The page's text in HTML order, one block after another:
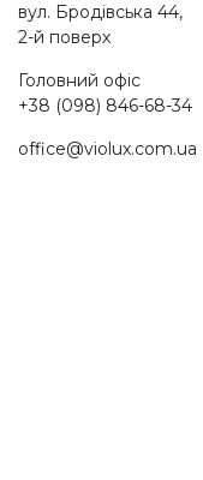
вул. Бродівська 44,
2-й поверх
Головний офіс
+38 (098) 846-68-34
office@violux.com.ua